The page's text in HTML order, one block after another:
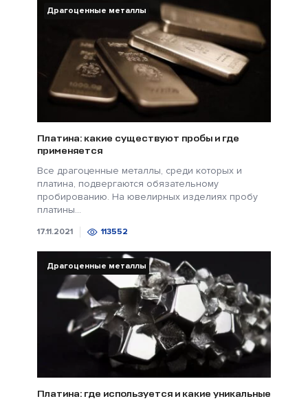
Драгоценные металлы
Платина: какие существуют пробы и где
применяется
Все драгоценные металлы, среди которых и
платина, подвергаются обязательному
пробированию. На ювелирных изделиях пробу
платины...
17.11.2021 113552
Драгоценные металлы
Платина: где используется и какие уникальные